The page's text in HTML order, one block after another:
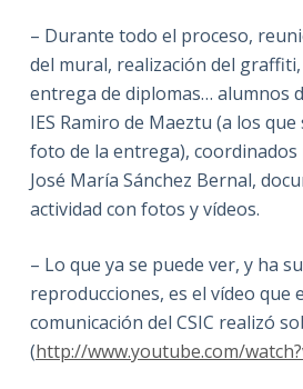
– Durante todo el proceso,
del mural, realización del
entrega de diplomas… alumnos
IES Ramiro de Maeztu (a los
foto de la entrega),
José María Sánchez Bernal,
actividad con fotos y vídeos.
– Lo que ya se puede ver, y ha
reproducciones, es el vídeo que
comunicación del CSIC realizó
(http://www.youtube.com/